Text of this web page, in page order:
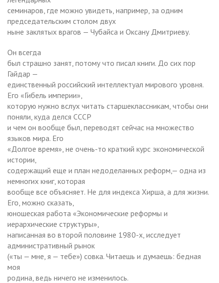
семинаров, где можно увидеть, например, за одним
председательским столом двух
ныне заклятых врагов — Чубайса и Оксану Дмитриеву.
Он всегда
был страшно занят, потому что писал книги. До сих пор
Гайдар —
единственный российский интеллектуал мирового уровня.
Его «Гибель империи»,
которую нужно вслух читать старшеклассникам, чтобы они
поняли, куда делся СССР
и чем он вообще был, переводят сейчас на множество
языков мира. Его
«Долгое время», не очень-то краткий курс экономической
истории,
содержащий еще и план недоделанных реформ,— одна из
немногих книг, которая
вообще все объясняет. Не для индекса Хирша, а для жизни.
Его, можно сказать,
юношеская работа «Экономические реформы и
иерархические структуры»,
написанная во второй половине 1980-х, исследует
административный рынок
(«ты — мне, я — тебе») совка. Читаешь и думаешь: бедная
моя
родина, ведь ничего не изменилось.